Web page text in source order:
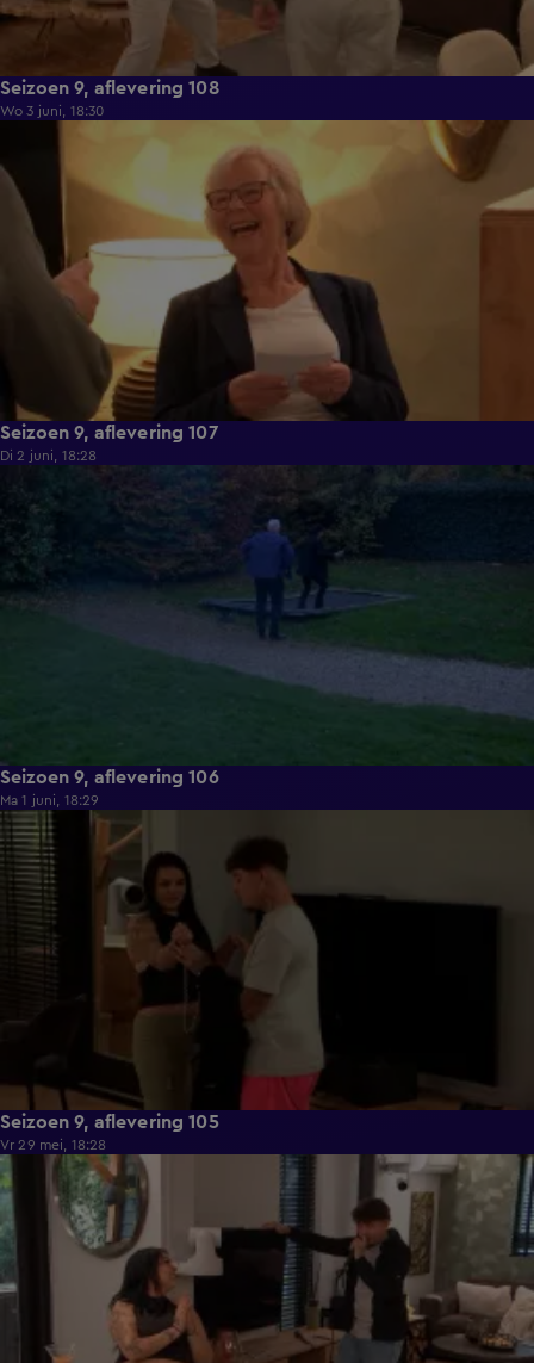
Seizoen 9, aflevering 108
Wo 3 juni, 18:30
Seizoen 9, aflevering 107
Di 2 juni, 18:28
Seizoen 9, aflevering 106
Ma 1 juni, 18:29
22:23
Seizoen 9, aflevering 105
Vr 29 mei, 18:28